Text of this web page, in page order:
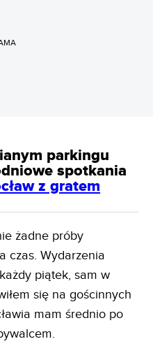
parkingu
spotkania
z gratem
żadne próby
czas. Wydarzenia
piątek, sam w
się na gościnnych
mam średnio po